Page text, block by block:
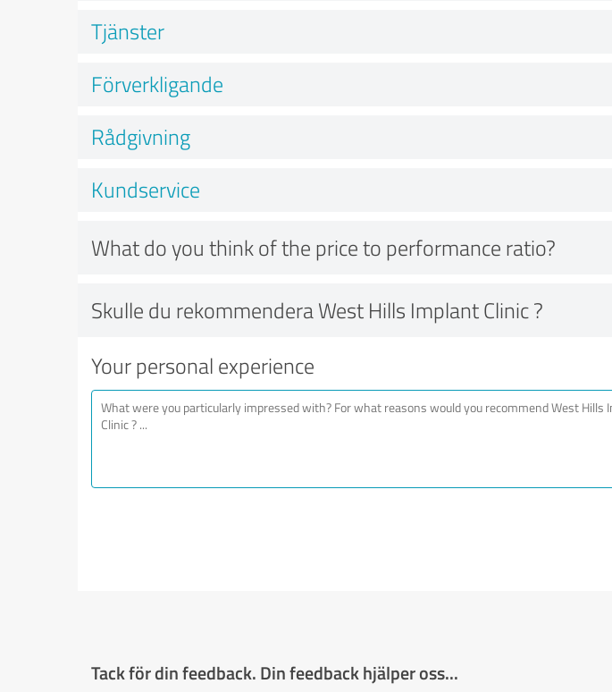
Tjänster
Förverkligande
Rådgivning
Kundservice
What do you think of the price to performance ratio?
Skulle du rekommendera West Hills Implant Clinic ?
Your personal experience
Tack för din feedback. Din feedback hjälper oss...